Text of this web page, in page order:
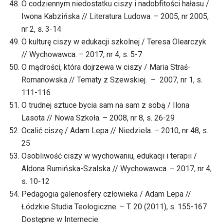
O codziennym niedostatku ciszy i nadobfitości hałasu /
Iwona Kabzińska // Literatura Ludowa. – 2005, nr 2005,
nr 2, s. 3-14
O kulturę ciszy w edukacji szkolnej / Teresa Olearczyk
// Wychowawca. – 2017, nr 4, s. 5-7
O mądrości, która dojrzewa w ciszy / Maria Straś-
Romanowska // Tematy z Szewskiej. – 2007, nr 1, s.
111-116
O trudnej sztuce bycia sam na sam z sobą / Ilona
Lasota // Nowa Szkoła. – 2008, nr 8, s. 26-29
Ocalić ciszę / Adam Lepa // Niedziela. – 2010, nr 48, s.
25
Osobliwość ciszy w wychowaniu, edukacji i terapii /
Aldona Rumińska-Szalska // Wychowawca. – 2017, nr 4,
s. 10-12
Pedagogia galenosfery człowieka / Adam Lepa //
Łódzkie Studia Teologiczne. – T. 20 (2011), s. 155-167
Dostępne w Internecie: